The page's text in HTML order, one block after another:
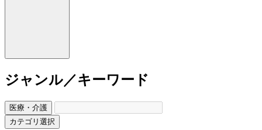
ジャンル／キーワード
医療・介護
カテゴリ選択